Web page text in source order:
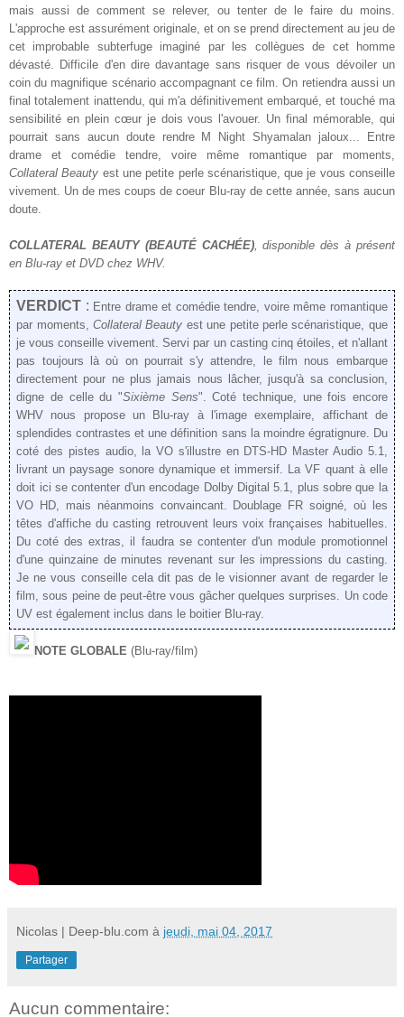
mais aussi de comment se relever, ou tenter de le faire du moins.
L'approche est assurément originale, et on se prend directement au jeu de
cet improbable subterfuge imaginé par les collègues de cet homme
dévasté. Difficile d'en dire davantage sans risquer de vous dévoiler un
coin du magnifique scénario accompagnant ce film. On retiendra aussi un
final totalement inattendu, qui m'a définitivement embarqué, et touché ma
sensibilité en plein cœur je dois vous l'avouer. Un final mémorable, qui
pourrait sans aucun doute rendre M Night Shyamalan jaloux... Entre
drame et comédie tendre, voire même romantique par moments,
Collateral Beauty est une petite perle scénaristique, que je vous conseille
vivement. Un de mes coups de coeur Blu-ray de cette année, sans aucun
doute.
COLLATERAL BEAUTY (BEAUTÉ CACHÉE), disponible dèsà présent
en Blu-ray et DVD chez WHV.
VERDICT : Entre drame et comédie tendre, voire même romantique
par moments, Collateral Beauty est une petite perle scénaristique, que
je vous conseille vivement. Servi par un casting cinq étoiles, et n'allant
pas toujours là où on pourrait s'y attendre, le film nous embarque
directement pour ne plus jamais nous lâcher, jusqu'à sa conclusion,
digne de celle du "Sixième Sens".Coté technique, une fois encore
WHV nous propose un Blu-ray à l'image exemplaire, affichant de
splendides contrastes et une définition sans la moindre égratignure. Du
coté des pistes audio, la VO s'illustre en DTS-HD Master Audio 5.1,
livrant un paysage sonore dynamique et immersif. La VF quant à elle
doit ici se contenter d'un encodage Dolby Digital 5.1, plus sobre que la
VO HD, mais néanmoins convaincant. Doublage FR soigné, où les
têtes d'affiche du casting retrouvent leurs voix françaises habituelles.
Du coté des extras, il faudra se contenter d'un module promotionnel
d'une quinzaine de minutes revenant sur les impressions du casting.
Je ne vous conseille cela dit pas de le visionner avant de regarder le
film, sous peine de peut-être vous gâcher quelques surprises. Un code
UV est également inclus dans le boitier Blu-ray.
NOTE GLOBALE (Blu-ray/film)
Nicolas | Deep-blu.com à jeudi, mai 04, 2017
Partager
Aucun commentaire: